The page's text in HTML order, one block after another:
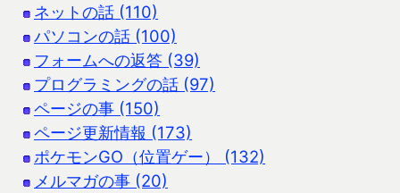
ネットの話 (110)
パソコンの話 (100)
フォームへの返答 (39)
プログラミングの話 (97)
ページの事 (150)
ページ更新情報 (173)
ポケモンGO（位置ゲー） (132)
メルマガの事 (20)